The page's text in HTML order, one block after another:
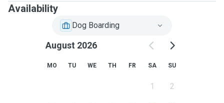
Availability
Dog Boarding
August 2026
MO TU WE TH FR SA SU
1 2